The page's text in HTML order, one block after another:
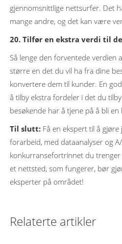
gjennomsnittlige nettsurfer. Det
mange andre, og det kan være
20. Tilfør en ekstra verdi til
Så lenge den forventede verdien
større en det du vil ha fra dine
konvertere dem til kunder. En
å tilby ekstra fordeler i det du
besøkende har å tjene på å bli en
Til slutt: Få en ekspert til å
forarbeid, med dataanalyser og
konkurransefortrinnet du trenger
et nettsted, som fungerer, bør
eksperter på området!
Relaterte artikler